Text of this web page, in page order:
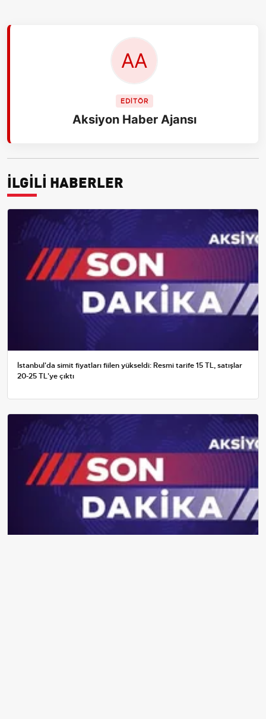
EDİTÖR
Aksiyon Haber Ajansı
İLGİLİ HABERLER
İstanbul'da simit fiyatları fiilen yükseldi: Resmi tarife 15 TL, satışlar
20-25 TL'ye çıktı